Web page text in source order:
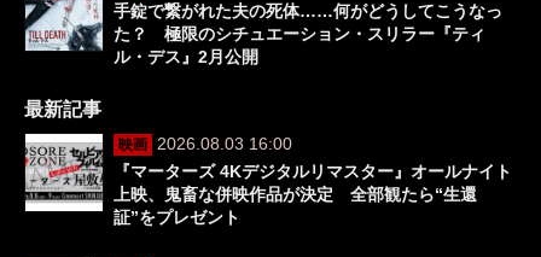
手錠で繋がれた夫の死体……何がどうしてこうなっ
た？ 極限のシチュエーション・スリラー『ティ
ル・デス』2月公開
最新記事
映画
2026.08.03 16:00
『マーターズ 4Kデジタルリマスター』オールナイト
上映、鬼畜な併映作品が決定 全部観たら“生還
証”をプレゼント